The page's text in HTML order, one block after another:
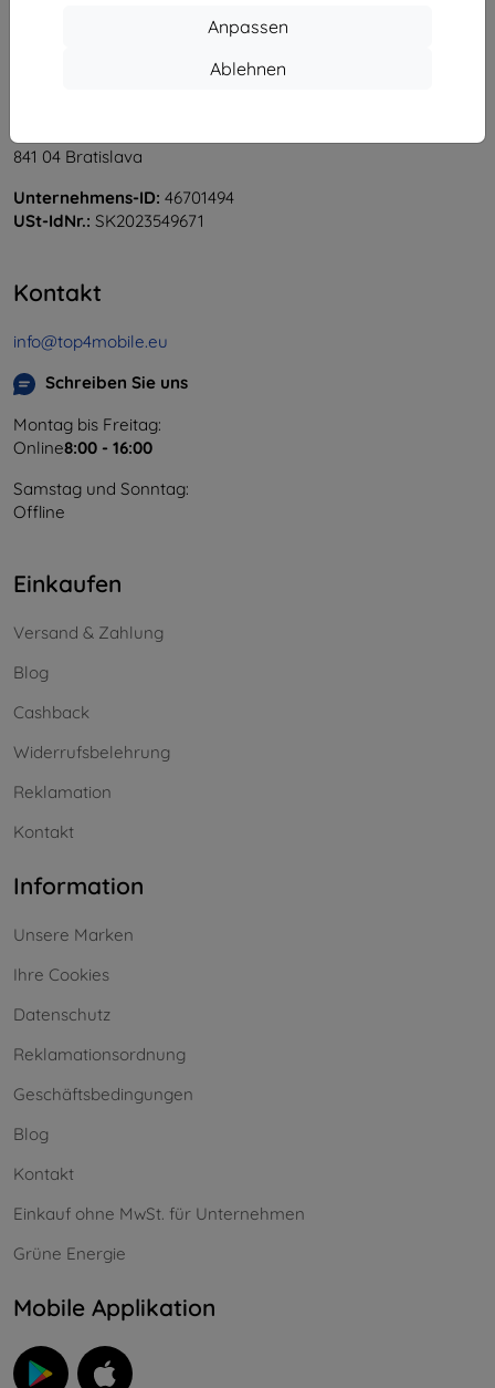
Anpassen
Ablehnen
841 04 Bratislava
Unternehmens-ID: 46701494
USt-IdNr.: SK2023549671
Kontakt
info@top4mobile.eu
Schreiben Sie uns
Montag bis Freitag:
Online8:00 - 16:00
Samstag und Sonntag:
Offline
Einkaufen
Versand & Zahlung
Blog
Cashback
Widerrufsbelehrung
Reklamation
Kontakt
Information
Unsere Marken
Ihre Cookies
Datenschutz
Reklamationsordnung
Geschäftsbedingungen
Blog
Kontakt
Einkauf ohne MwSt. für Unternehmen
Grüne Energie
Mobile Applikation